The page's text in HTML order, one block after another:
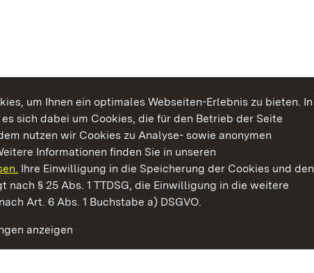
um Ihnen ein optimales Webseiten-Erlebnis zu bieten. In
sich dabei um Cookies, die für den Betrieb der Seite
nutzen wir Cookies zu Analyse- sowie anonymen
Informationen finden Sie in unseren
Ihre Einwilligung in die Speicherung der Cookies und den
nach § 25 Abs. 1 TTDSG, die Einwilligung in die weitere
Art. 6 Abs. 1 Buchstabe a) DSGVO.
anzeigen
Genießen.